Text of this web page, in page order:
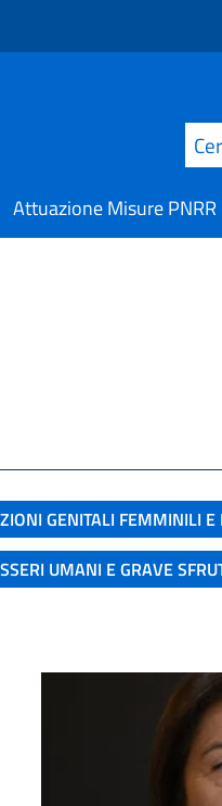
Cerca
Attuazione Misure PNRR
GENITALI FEMMINILI
UMANI E GRAVE